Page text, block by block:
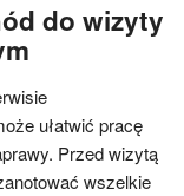
do wizyty
ułatwić pracę
Przed wizytą
wszelkie